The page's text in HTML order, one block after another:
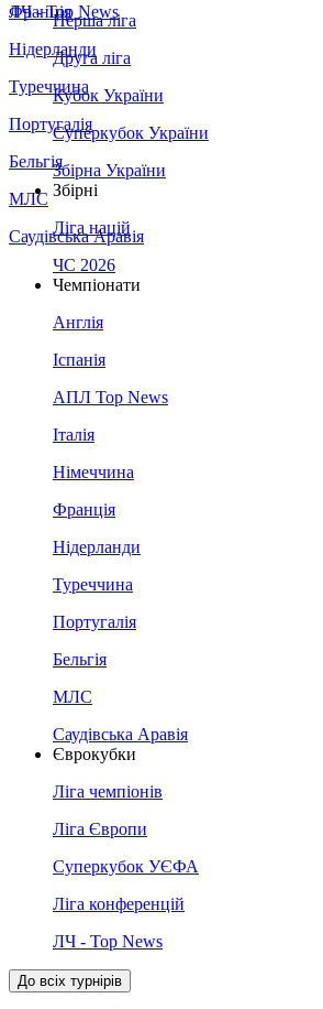
Франція
Нідерланди
Туреччина
Португалія
Бельгія
МЛС
Саудівська Аравія
ЛЧ - Top News
Перша ліга
Друга ліга
Кубок України
Суперкубок України
Збірна України
Збірні
Ліга націй
ЧС 2026
Чемпіонати
Англія
Іспанія
АПЛ Top News
Італія
Німеччина
Франція
Нідерланди
Туреччина
Португалія
Бельгія
МЛС
Саудівська Аравія
Єврокубки
Ліга чемпіонів
Ліга Європи
Суперкубок УЄФА
Ліга конференцій
ЛЧ - Top News
До всіх турнірів